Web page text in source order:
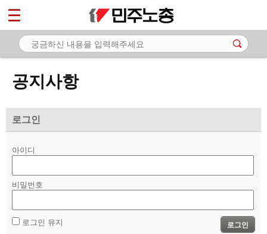
공지사항
로그인
아이디
비밀번호
로그인 유지 로그인
마이페이지
소개
- 공지사항
- 성명·보도
자료
부설기관